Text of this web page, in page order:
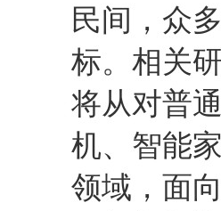
民间，众
标。相关
将从对普
机、智能
领域，面